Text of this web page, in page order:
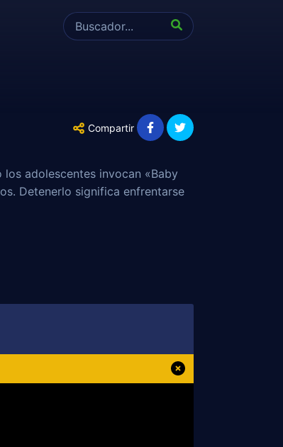
Compartir
adolescentes invocan «Baby
Detenerlo significa enfrentarse